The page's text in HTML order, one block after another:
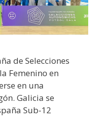
de Selecciones
Femenino en
en una
Galicia se
Sub-12